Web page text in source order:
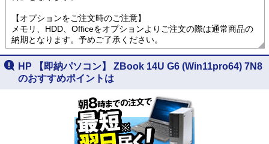
【オプションをご注文時のご注意】
メモリ、HDD、Officeをオプションよりご注文の際は通常商品の
納期となります。予めご了承ください。
HP 【即納パソコン】 ZBook 14U G6 (Win11pro64) 7N8
のおすすめポイントは